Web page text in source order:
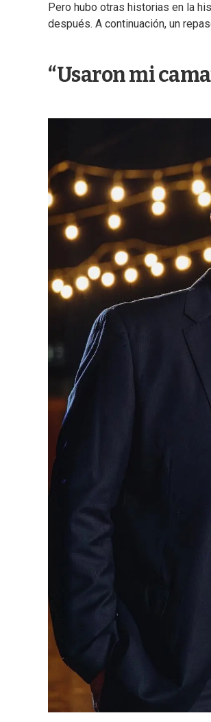
Pero hubo otras historias en la
después. A continuación, un
“Usaron mi